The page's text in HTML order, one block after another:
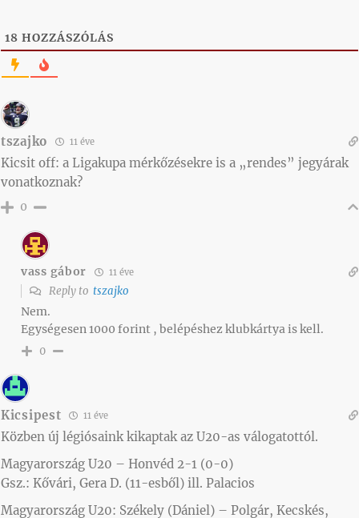
18 HOZZÁSZÓLÁS
tszajko 11 éve
Kicsit off: a Ligakupa mérkőzésekre is a „rendes” jegyárak
vonatkoznak?
0
vass gábor 11 éve
Reply to tszajko
Nem.
Egységesen 1000 forint , belépéshez klubkártya is kell.
0
Kicsipest 11 éve
Közben új légiósaink kikaptak az U20-as válogatottól.
Magyarország U20 – Honvéd 2-1 (0-0)
Gsz.: Kővári, Gera D. (11-esből) ill. Palacios
Magyarország U20: Székely (Dániel) – Polgár, Kecskés,